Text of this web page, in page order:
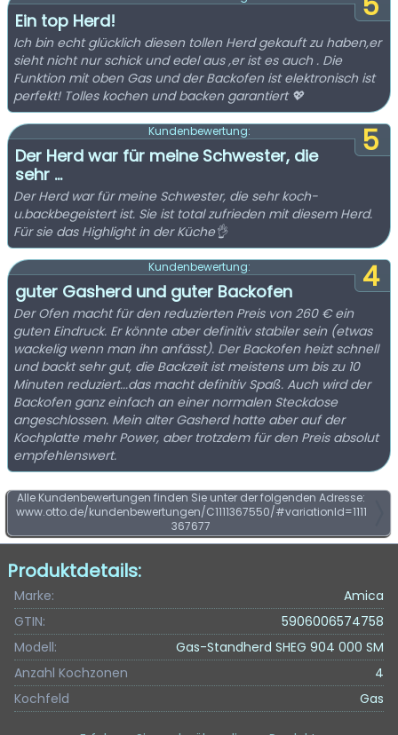
Ein top Herd!
Ich bin echt glücklich diesen tollen Herd gekauft zu haben,er
sieht nicht nur schick und edel aus ,er ist es auch . Die
Funktion mit oben Gas und der Backofen ist elektronisch ist
perfekt! Tolles kochen und backen garantiert 💖
5
Kundenbewertung:
Der Herd war für meine Schwester, die
sehr ...
Der Herd war für meine Schwester, die sehr koch-
u.backbegeistert ist. Sie ist total zufrieden mit diesem Herd.
Für sie das Highlight in der Küche👌
4
Kundenbewertung:
guter Gasherd und guter Backofen
Der Ofen macht für den reduzierten Preis von 260 € ein
guten Eindruck. Er könnte aber definitiv stabiler sein (etwas
wackelig wenn man ihn anfässt). Der Backofen heizt schnell
und backt sehr gut, die Backzeit ist meistens um bis zu 10
Minuten reduziert...das macht definitiv Spaß. Auch wird der
Backofen ganz einfach an einer normalen Steckdose
angeschlossen. Mein alter Gasherd hatte aber auf der
Kochplatte mehr Power, aber trotzdem für den Preis absolut
empfehlenswert.
Alle Kundenbewertungen finden Sie unter der folgenden Adresse:
www.otto.de/kundenbewertungen/C1111367550/#variationId=1111
367677
Produktdetails:
Marke:
Amica
GTIN:
5906006574758
Modell:
Gas-Standherd SHEG 904 000 SM
Anzahl Kochzonen
4
Kochfeld
Gas